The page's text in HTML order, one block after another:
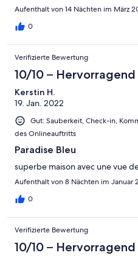
Aufenthalt von 14 Nächten im März
0
Verifizierte Bewertung
10/10 – Hervorragend
Kerstin H.
19. Jan. 2022
Gut: Sauberkeit, Check-in,
des Onlineauftritts
Paradise Bleu
superbe maison avec une vue
Aufenthalt von 8 Nächten im Januar
0
Verifizierte Bewertung
10/10 – Hervorragend